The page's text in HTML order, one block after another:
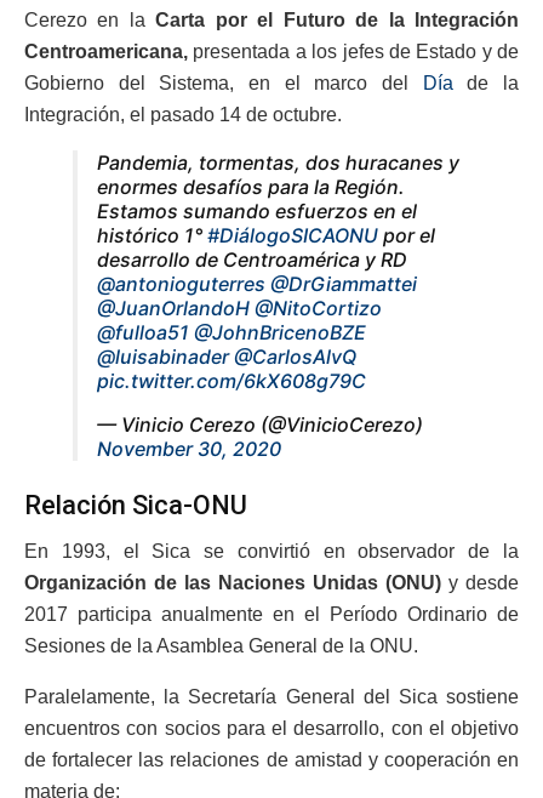
Cerezo en la Carta por el Futuro de la Integración
Centroamericana, presentada a los jefes de Estado y de
Gobierno del Sistema, en el marco del
Día de la
Integración, el pasado 14 de octubre.
Pandemia, tormentas, dos huracanes y
enormes desafíos para la Región.
Estamos sumando esfuerzos en el
histórico 1° #DiálogoSICAONU por el
desarrollo de Centroamérica y RD
@antonioguterres @DrGiammattei
@JuanOrlandoH @NitoCortizo
@fulloa51 @JohnBricenoBZE
@luisabinader @CarlosAlvQ
pic.twitter.com/6kX608g79C
— Vinicio Cerezo (@VinicioCerezo)
November 30, 2020
Relación Sica-ONU
En 1993, el Sica se convirtió en observador de la
Organización de las Naciones Unidas (ONU) y desde
2017 participa anualmente en el Período Ordinario de
Sesiones de la Asamblea General de la ONU.
Paralelamente, la Secretaría General del Sica sostiene
encuentros con socios para el desarrollo, con el objetivo
de fortalecer las relaciones de amistad y cooperación en
materia de: